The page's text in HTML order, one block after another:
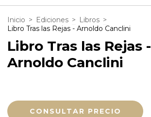
Inicio > Ediciones > Libros >
Libro Tras las Rejas - Arnoldo Canclini
Libro Tras las Rejas -
Arnoldo Canclini